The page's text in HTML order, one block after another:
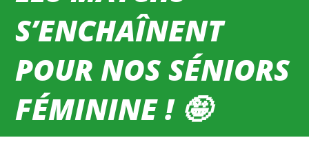
S’ENCHAÎNENT
POUR NOS SÉNIORS
FÉMININE ! 🤪